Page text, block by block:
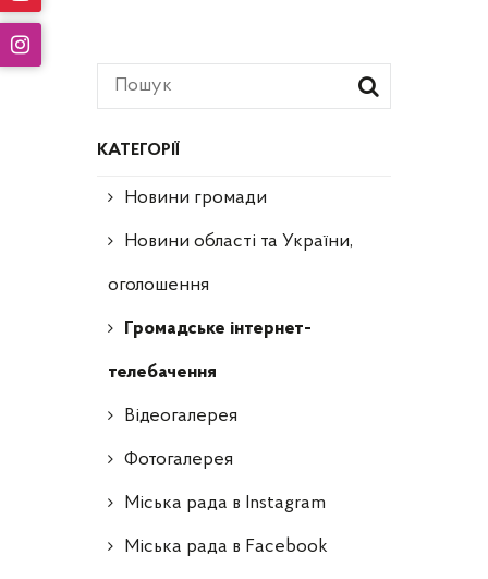
КАТЕГОРІЇ
Новини громади
Новини області та України,
оголошення
Громадське інтернет-
телебачення
Відеогалерея
Фотогалерея
Міська рада в Instagram
Міська рада в Facebook